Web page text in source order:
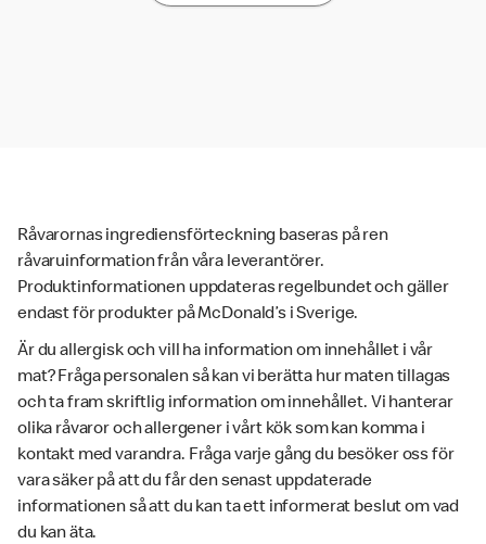
Råvarornas ingrediensförteckning baseras på ren
råvaruinformation från våra leverantörer.
Produktinformationen uppdateras regelbundet och gäller
endast för produkter på McDonald’s i Sverige.
Är du allergisk och vill ha information om innehållet i vår
mat? Fråga personalen så kan vi berätta hur maten tillagas
och ta fram skriftlig information om innehållet. Vi hanterar
olika råvaror och allergener i vårt kök som kan komma i
kontakt med varandra. Fråga varje gång du besöker oss för
vara säker på att du får den senast uppdaterade
informationen så att du kan ta ett informerat beslut om vad
du kan äta.